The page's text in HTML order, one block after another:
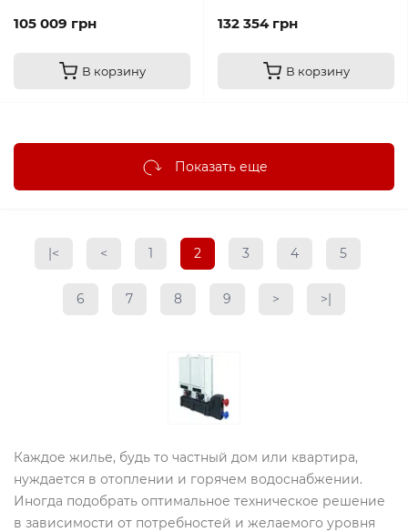
105 009 грн
В корзину
132 354 грн
В корзину
Показать еще
|< < 1 2 3 4 5
6 7 8 9 > >|
Каждое жилье, будь то частный дом или квартира,
нуждается в отоплении и горячем водоснабжении.
Иногда подобрать оптимальное техническое решение
в зависимости от потребностей и желаемого уровня